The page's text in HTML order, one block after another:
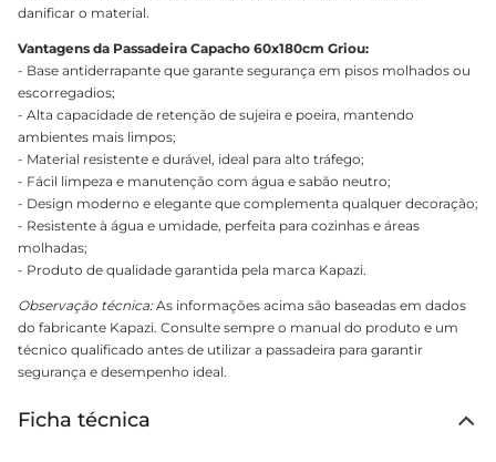
danificar o material.
Vantagens da Passadeira Capacho 60x180cm Griou:
- Base antiderrapante que garante segurança em pisos molhados ou
escorregadios;
- Alta capacidade de retenção de sujeira e poeira, mantendo
ambientes mais limpos;
- Material resistente e durável, ideal para alto tráfego;
- Fácil limpeza e manutenção com água e sabão neutro;
- Design moderno e elegante que complementa qualquer decoração;
- Resistente à água e umidade, perfeita para cozinhas e áreas
molhadas;
- Produto de qualidade garantida pela marca Kapazi.
Observação técnica:As informações acima são baseadas em dados
do fabricante Kapazi. Consulte sempre o manual do produto e um
técnico qualificado antes de utilizar a passadeira para garantir
segurança e desempenho ideal.
Ficha técnica